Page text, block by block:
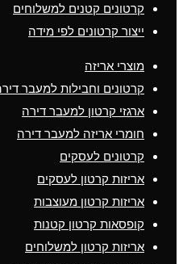
קרטונים קטנים למשלוחים
ייצור קרטונים לפי מידה
מוצרי אריזה
קרטונים וחבילות למעבר דירה
ארגזי קרטון למעבר דירה
חומרי אריזה למעבר דירה
קרטונים לעסקים
אריזות קרטון לעסקים
אריזות קרטון מעוצבות
קופסאות קרטון קטנות
אריזות קרטון למשלוחים